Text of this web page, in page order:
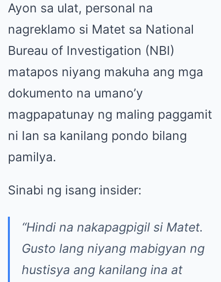
Ayon sa ulat, personal na
nagreklamo si Matet sa National
Bureau of Investigation (NBI)
matapos niyang makuha ang mga
dokumento na umano’y
magpapatunay ng maling paggamit
ni Ian sa kanilang pondo bilang
pamilya.
Sinabi ng isang insider:
“Hindi na nakapagpigil si Matet.
Gusto lang niyang mabigyan ng
hustisya ang kanilang ina at